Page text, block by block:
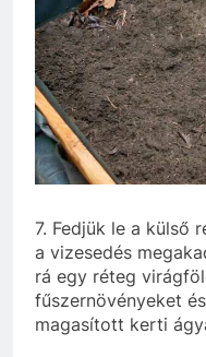
7. Fedjük le a külső
a vizesedés
rá egy réteg
fűszernövényeket
magasított kerti